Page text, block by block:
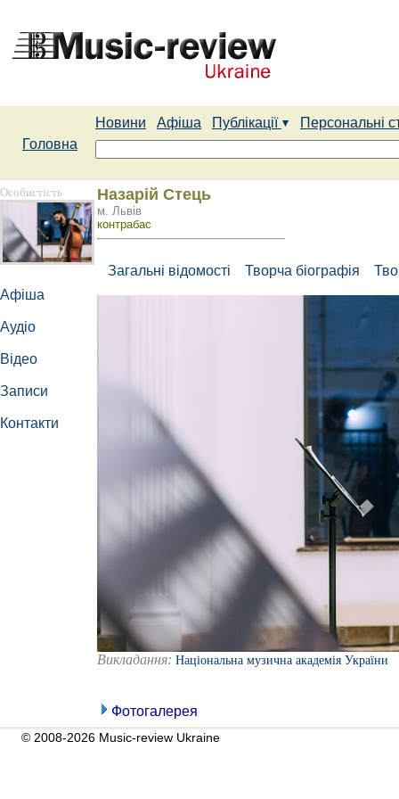
Новини Афіша Публікації
Персональні
Головна
Особистість
Афіша
Аудіо
Відео
Записи
Контакти
Назарій Стець
м. Львів
контрабас
Загальні відомості Творча біографія
Викладання: Національна музична академія України
Фотогалерея
© 2008-2026 Music-review Ukraine